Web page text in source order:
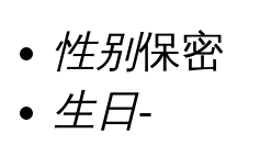
性别保密
生日-